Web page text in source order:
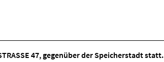
47, gegenüber der Speicherstadt statt.